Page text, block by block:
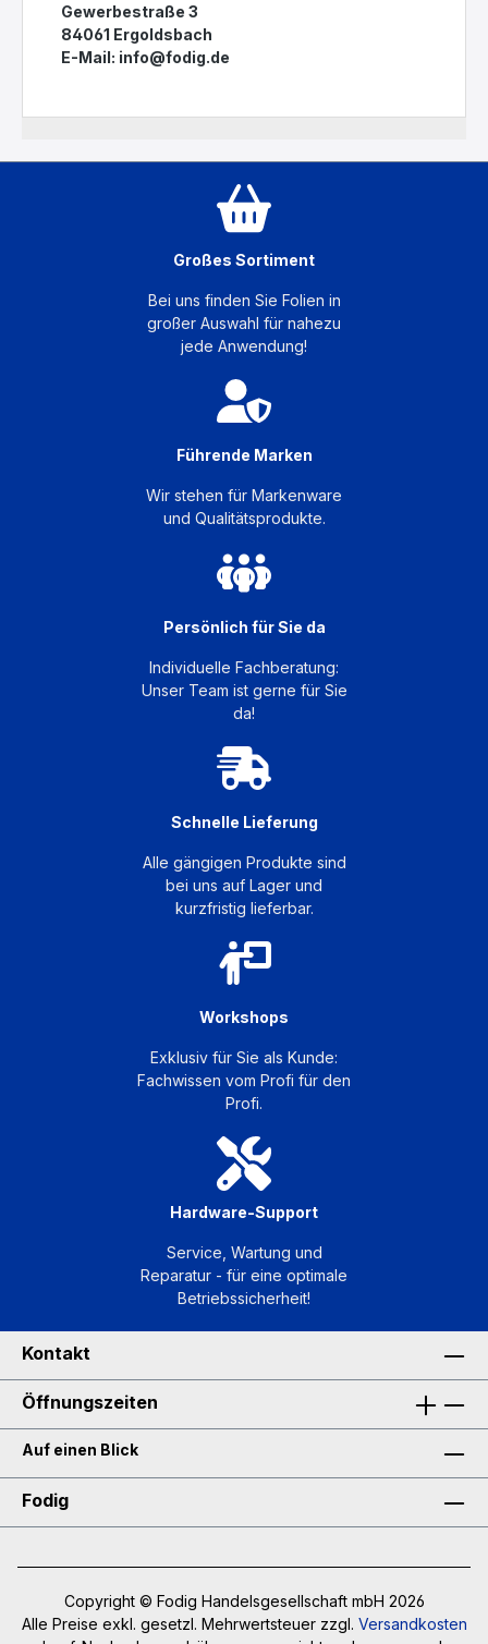
Gewerbestraße 3
84061 Ergoldsbach
E-Mail: info@fodig.de
Großes Sortiment
Bei uns finden Sie Folien in
großer Auswahl für nahezu
jede Anwendung!
Führende Marken
Wir stehen für Markenware
und Qualitätsprodukte.
Persönlich für Sie da
Individuelle Fachberatung:
Unser Team ist gerne für Sie
da!
Schnelle Lieferung
Alle gängigen Produkte sind
bei uns auf Lager und
kurzfristig lieferbar.
Workshops
Exklusiv für Sie als Kunde:
Fachwissen vom Profi für den
Profi.
Hardware-Support
Service, Wartung und
Reparatur - für eine optimale
Betriebssicherheit!
Kontakt
Öffnungszeiten
Auf einen Blick
Fodig
Copyright © Fodig Handelsgesellschaft mbH 2026
Alle Preise exkl. gesetzl. Mehrwertsteuer zzgl. Versandkosten